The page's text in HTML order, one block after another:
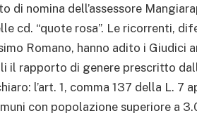
di nomina dell’assessore
cd. “quote rosa”. Le ricorrenti,
Romano, hanno adito i Giudici
il rapporto di genere prescritto
l’art. 1, comma 137 della L. 7
con popolazione superiore a